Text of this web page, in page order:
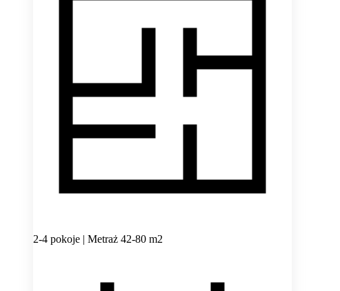
2-4 pokoje | Metraż 42-80 m2